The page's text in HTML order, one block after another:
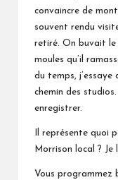
convaincre de
souvent rendu
retiré. On buvait le
moules qu’il
du temps, j’essaye
chemin des
enregistrer.
Il représente quoi
Morrison local ?
Vous programmez